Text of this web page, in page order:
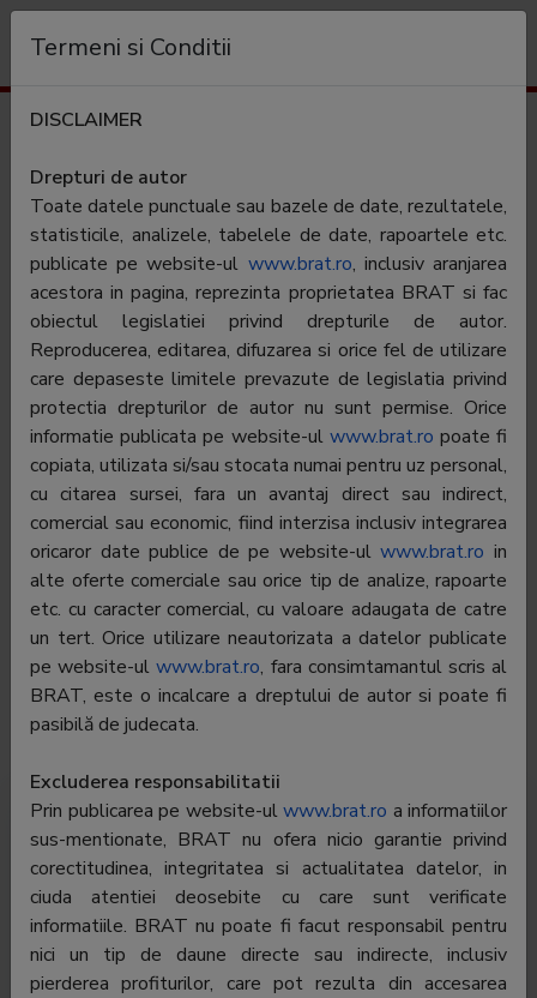
defapt.ro
Categorie:Stiri generale
Contractor
SATI:
X si Zero Media SRL
Director
general:
Catalin Prisacariu
Reprezentant
BRAT:
Catalin Prisacariu
Adresa
Bucuresti, Str. Argentina, nr. 25, parter, București,
sector 1
Telefon: -
E-mail: redactie@defapt.ro;catalin.prisacariu@gmail.com
publicitate:
ARBOmedia SRL
Departament
-
Trafic România Trafic global Audiență
Profil audiență
Termeni si Conditii
DISCLAIMER
Drepturi de autor
Toate datele punctuale sau bazele de date, rezultatele,
statisticile, analizele, tabelele de date, rapoartele etc.
publicate pe website-ul www.brat.ro, inclusiv aranjarea
acestora in pagina, reprezinta proprietatea BRAT si fac
obiectul legislatiei privind drepturile de autor.
Reproducerea, editarea, difuzarea si orice fel de utilizare
care depaseste limitele prevazute de legislatia privind
protectia drepturilor de autor nu sunt permise. Orice
informatie publicata pe website-ul www.brat.ro poate fi
copiata, utilizata si/sau stocata numai pentru uz personal,
cu citarea sursei, fara un avantaj direct sau indirect,
comercial sau economic, fiind interzisa inclusiv integrarea
oricaror date publice de pe website-ulwww.brat.ro in
alte oferte comerciale sau orice tip de analize, rapoarte
etc. cu caracter comercial, cu valoare adaugata de catre
un tert. Orice utilizare neautorizata a datelor publicate
pe website-ulwww.brat.ro, fara consimtamantul scris al
BRAT, este o incalcare a dreptului de autor si poate fi
pasibilă de judecata.
Excluderea responsabilitatii
Prin publicarea pe website-ulwww.brat.ro a informatiilor
sus-mentionate, BRAT nu ofera nicio garantie privind
corectitudinea, integritatea si actualitatea datelor, in
ciuda atentiei deosebite cu care sunt verificate
informatiile. BRAT nu poate fi facut responsabil pentru
nici un tip de daune directe sau indirecte, inclusiv
pierderea profiturilor, care pot rezulta din accesarea